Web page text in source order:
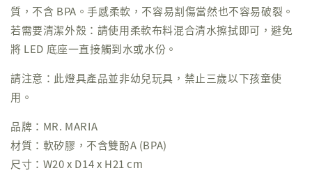
質，不含 BPA。手感柔軟，不容易割傷當然也不容易破裂。
若需要清潔外殼：請使用柔軟布料混合清水擦拭即可，避免
將 LED 底座一直接觸到水或水份。
請注意：此燈具產品並非幼兒玩具，禁止三歲以下孩童使
用。
品牌：MR. MARIA
材質：軟矽膠，不含雙酚A (BPA)
尺寸：W20 x D14 x H21 cm